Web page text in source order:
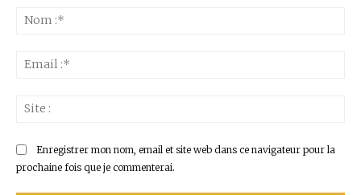
Enregistrer mon nom, email et site web dans ce navigateur pour la
prochaine fois que je commenterai.